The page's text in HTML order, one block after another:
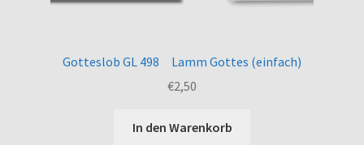
Gotteslob GL 498 Lamm Gottes (einfach)
€2,50
In den Warenkorb